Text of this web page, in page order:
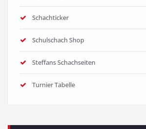
Schachticker
Schulschach Shop
Steffans Schachseiten
Turnier Tabelle